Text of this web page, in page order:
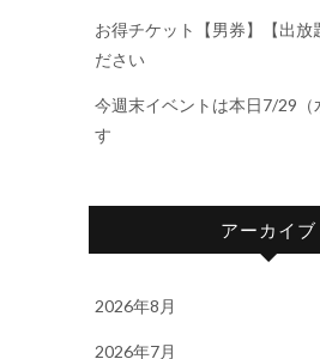
お得チケット【男券】【出放
ださい
今週末イベントは本日7/29（
す
アーカイブ
2026年8月
2026年7月